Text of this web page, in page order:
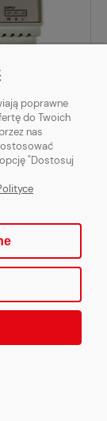
poprawne
do Twoich
nas
"Dostosuj